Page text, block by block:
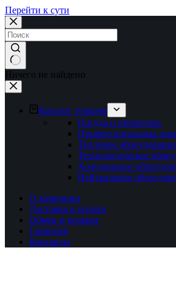
Перейти к сути
Ничего не найдено
Каталог товаров
Посуда и инвентарь
Профессиональная
Тепловое
Технологическое
Холодильное
Нейтральное
О компании
Доставка и оплата
Обмен и возврат
Гарантия
Контакты